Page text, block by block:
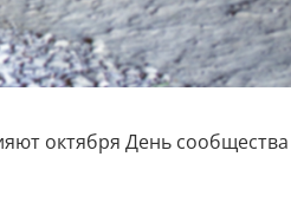
октября День сообщества